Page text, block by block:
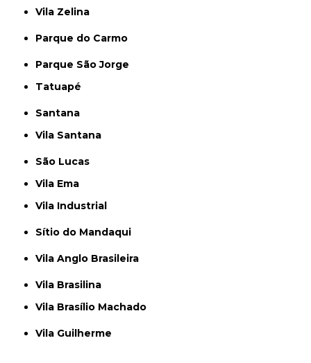
Vila Zelina
Parque do Carmo
Parque São Jorge
Tatuapé
Santana
Vila Santana
São Lucas
Vila Ema
Vila Industrial
Sítio do Mandaqui
Vila Anglo Brasileira
Vila Brasilina
Vila Brasílio Machado
Vila Guilherme